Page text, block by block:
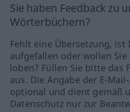
Sie haben Feedback zu
Wörterbüchern?
Fehlt eine Übersetzung, ist
aufgefallen oder wollen
loben? Füllen Sie bitte das
aus. Die Angabe der E-
optional und dient gemäß
Datenschutz nur zur